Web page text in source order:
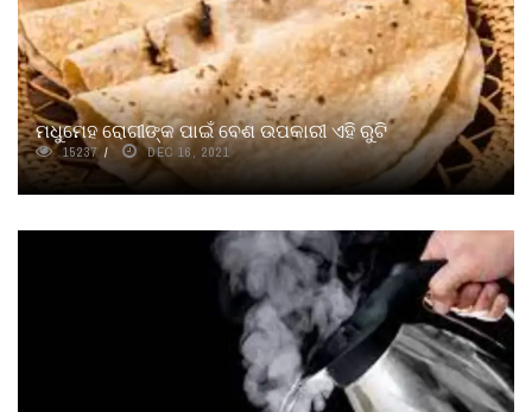
ମଧୁମେହ ରୋଗୀଙ୍କ ପାଇଁ ବେଶ ଉପକାରୀ ଏହି ରୁଟି
15237 DEC 16, 2021